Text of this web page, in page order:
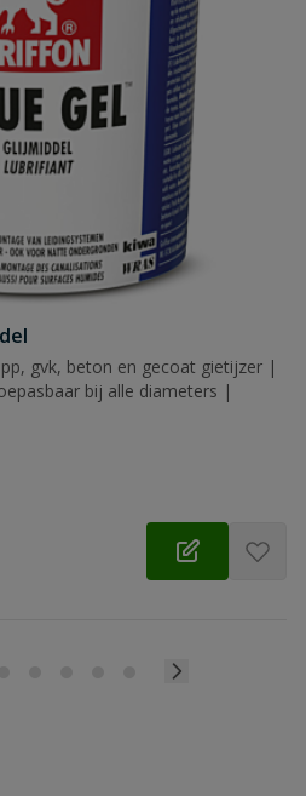
gvk, beton en gecoat gietijzer |
bij alle diameters |